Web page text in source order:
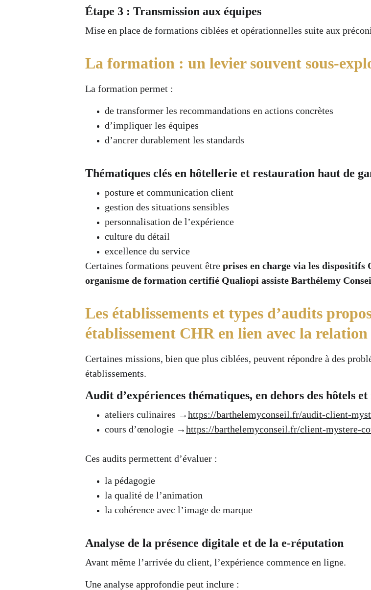
Étape 3 : Transmission aux équipes
Mise en place de formations ciblées et opérationnelles suite aux
La formation : un levier souvent sous-
La formation permet :
de transformer les recommandations en actions concrètes
d’impliquer les équipes
d’ancrer durablement les standards
Thématiques clés en hôtellerie et restauration haut de
posture et communication client
gestion des situations sensibles
personnalisation de l’expérience
culture du détail
excellence du service
Certaines formations peuvent être prises en charge via les dispositifs
organisme de formation certifié Qualiopi assiste Barthélemy
Les établissements et types d’audits
établissement CHR en lien avec la
Certaines missions, bien que plus ciblées, peuvent répondre à des
établissements.
Audit d’expériences thématiques, en dehors des hôtels
ateliers culinaires →https://barthelemyconseil.fr/audit-client-
cours d’œnologie →https://barthelemyconseil.fr/client-mystere-
Ces audits permettent d’évaluer :
la pédagogie
la qualité de l’animation
la cohérence avec l’image de marque
Analyse de la présence digitale et de la e-réputation
Avant même l’arrivée du client, l’expérience commence en ligne.
Une analyse approfondie peut inclure :